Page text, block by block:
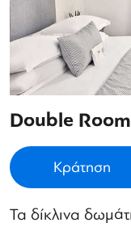
Double
Κράτηση
Τα δίκλινα